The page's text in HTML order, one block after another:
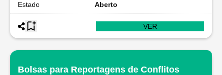
Estado Aberto
VER
Bolsas para Reportagens de Conflitos